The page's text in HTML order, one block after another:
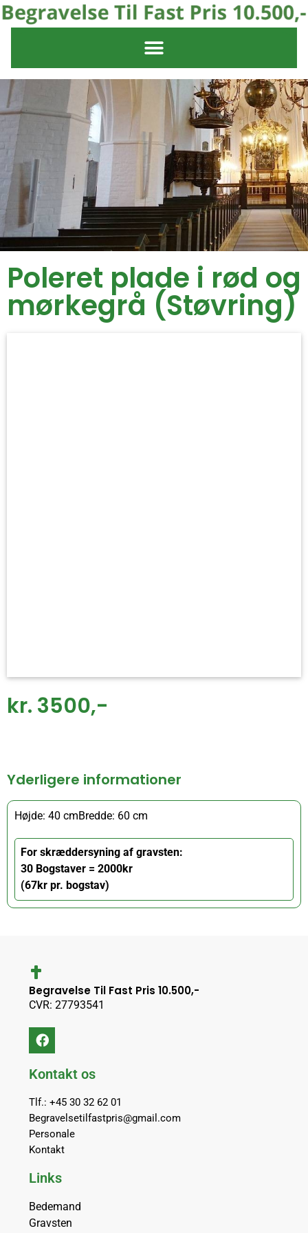
Poleret plade i rød og
mørkegrå (Støvring)
kr. 3500,-
Yderligere informationer
Højde: 40 cmBredde: 60 cm
For skræddersyning af gravsten:
30 Bogstaver = 2000kr
(67kr pr. bogstav)
Begravelse Til Fast Pris 10.500,-
CVR: 27793541
Kontakt os
Tlf.: +45 30 32 62 01
Begravelsetilfastpris@gmail.com
Personale
Kontakt
Links
Bedemand
Gravsten